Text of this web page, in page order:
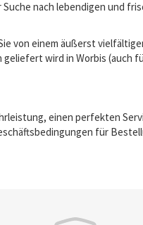
nach lebendigen und
von einem äußerst
wird in Worbis (auch
einen perfekten
für